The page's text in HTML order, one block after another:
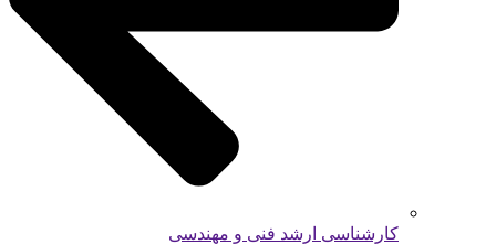
کارشناسی ارشد فنی و مهندسی